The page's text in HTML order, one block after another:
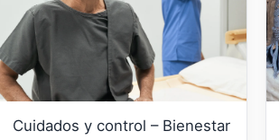
Cuidados y control – Bienestar